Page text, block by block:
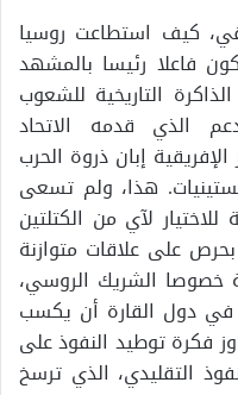
كيف استطاعت روسيا
فاعلا رئيسا بالمشهد
التاريخية للشعوب
الذي قدمه الاتحاد
إبان ذروة الحرب
هذا، ولم تسعى
لآي من الكتلتين
على علاقات متوازنة
خصوصا الشريك الروسي،
في دول القارة أن يكسب
فكرة توطيد النفوذ على
التقليدي، الذي ترسخ